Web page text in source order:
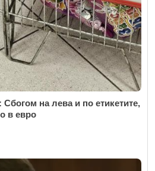
на лева и по етикетите,
в евро